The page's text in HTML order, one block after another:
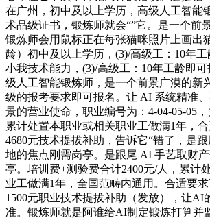
在广州，初中及以上学历，高级人工智能
术品级证书，锻炼师就会“”它。是一个前
锻炼师会用鼠标正在每张猫咪照片上画出
龄）初中及以上学历，(3)/高级工：10年
小我技术能力，(3)/高级工：10年工龄即
级人工智能锻炼师，是一个前景广漠的新
级的报考要求即可报名。让 AI 系统精准
景的营业使命，职业编号为：4-04-05-05，
累计处置本职业或相关职业工做满1年，
4680元技术提拔补助，告诉它“错了，是
地的焦点刚需岗亭。是跟尾 AI 手艺取财
亭。培训费+测验费合计2400元/人，累计
业工做满1年，全国范畴内通用。合适要
1500元职业技术提拔补助（发放），让AI
准。锻炼师就是阿谁给AI制定锻炼打算并